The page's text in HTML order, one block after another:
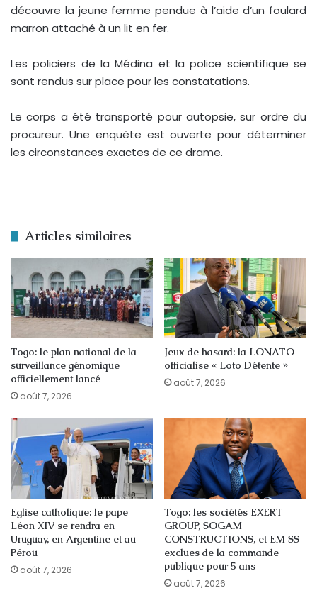
découvre la jeune femme pendue à l’aide d’un foulard
marron attaché à un lit en fer.
Les policiers de la Médina et la police scientifique se
sont rendus sur place pour les constatations.
Le corps a été transporté pour autopsie, sur ordre du
procureur. Une enquête est ouverte pour déterminer
les circonstances exactes de ce drame.
Articles similaires
Togo: le plan national de la
surveillance génomique
officiellement lancé
août 7, 2026
Jeux de hasard: la LONATO
officialise « Loto Détente »
août 7, 2026
Eglise catholique: le pape
Léon XIV se rendra en
Uruguay, en Argentine et au
Pérou
août 7, 2026
Togo: les sociétés EXERT
GROUP, SOGAM
CONSTRUCTIONS, et EM SS
exclues de la commande
publique pour 5 ans
août 7, 2026